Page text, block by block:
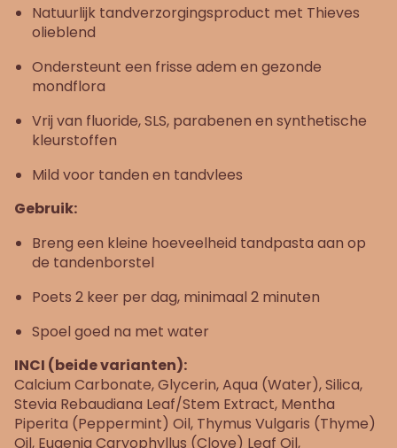
Natuurlijk tandverzorgingsproduct met Thieves
olieblend
Ondersteunt een frisse adem en gezonde
mondflora
Vrij van fluoride, SLS, parabenen en synthetische
kleurstoffen
Mild voor tanden en tandvlees
Gebruik:
Breng een kleine hoeveelheid tandpasta aan op
de tandenborstel
Poets 2 keer per dag, minimaal 2 minuten
Spoel goed na met water
INCI (beide varianten):
Calcium Carbonate, Glycerin, Aqua (Water), Silica,
Stevia Rebaudiana Leaf/Stem Extract, Mentha
Piperita (Peppermint) Oil, Thymus Vulgaris (Thyme)
Oil, Eugenia Caryophyllus (Clove) Leaf Oil,